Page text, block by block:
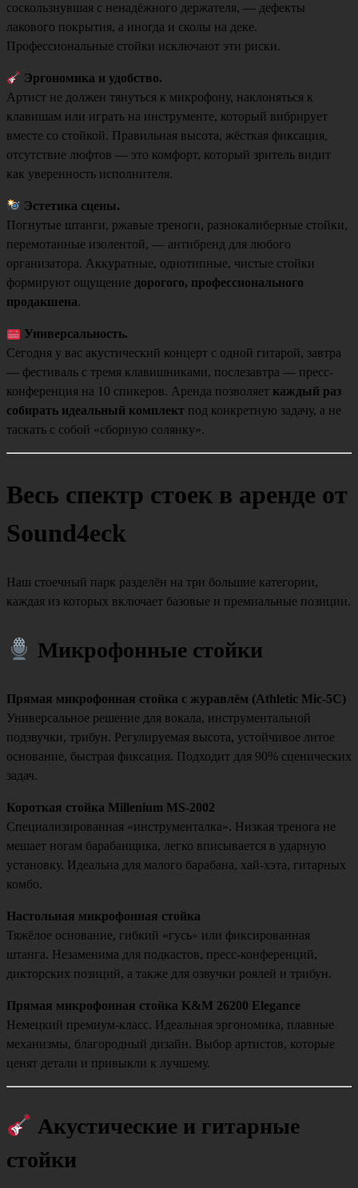
соскользнувшая с ненадёжного держателя, — дефекты
лакового покрытия, а иногда и сколы на деке.
Профессиональные стойки исключают эти риски.
Эргономика и удобство.
Артист не должен тянуться к микрофону, наклоняться к
клавишам или играть на инструменте, который вибрирует
вместе со стойкой. Правильная высота, жёсткая фиксация,
отсутствие люфтов — это комфорт, который зритель видит
как уверенность исполнителя.
Эстетика сцены.
Погнутые штанги, ржавые треноги, разнокалиберные стойки,
перемотанные изолентой, — антибренд для любого
организатора. Аккуратные, однотипные, чистые стойки
формируют ощущение дорогого, профессионального
продакшена.
Универсальность.
Сегодня у вас акустический концерт с одной гитарой, завтра
— фестиваль с тремя клавишниками, послезавтра — пресс-
конференция на 10 спикеров. Аренда позволяет каждый раз
собирать идеальный комплект под конкретную задачу, а не
таскать с собой «сборную солянку».
Весь спектр стоек в аренде от
Sound4eck
Наш стоечный парк разделён на три большие категории,
каждая из которых включает базовые и премиальные позиции.
Микрофонные стойки
Прямая микрофонная стойка с журавлём (Athletic Mic-5C)
Универсальное решение для вокала, инструментальной
подзвучки, трибун. Регулируемая высота, устойчивое литое
основание, быстрая фиксация. Подходит для 90% сценических
задач.
Короткая стойка Millenium MS-2002
Специализированная «инструменталка». Низкая тренога не
мешает ногам барабанщика, легко вписывается в ударную
установку. Идеальна для малого барабана, хай-хэта, гитарных
комбо.
Настольная микрофонная стойка
Тяжёлое основание, гибкий «гусь» или фиксированная
штанга. Незаменима для подкастов, пресс-конференций,
дикторских позиций, а также для озвучки роялей и трибун.
Прямая микрофонная стойка K&M 26200 Elegance
Немецкий премиум-класс. Идеальная эргономика, плавные
механизмы, благородный дизайн. Выбор артистов, которые
ценят детали и привыкли к лучшему.
Акустические и гитарные
стойки